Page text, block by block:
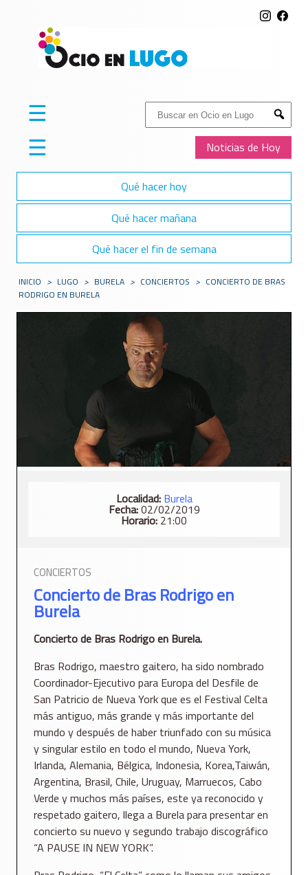
Buscar:
Submit
Noticias de Hoy
☰
☰
Qué hacer hoy
Qué hacer mañana
Qué hacer el fin de semana
INICIO > LUGO > BURELA > CONCIERTOS > CONCIERTO DE BRAS
RODRIGO EN BURELA
Localidad: Burela
Fecha:02/02/2019
Horario: 21:00
CONCIERTOS
Concierto de Bras Rodrigo en
Burela
Concierto de Bras Rodrigo en Burela.
Bras Rodrigo, maestro gaitero, ha sido nombrado
Coordinador-Ejecutivo para Europa del Desfile de
San Patricio de Nueva York que es el Festival Celta
más antiguo, más grande y más importante del
mundo y después de haber triunfado con su música
y singular estilo en todo el mundo, Nueva York,
Irlanda, Alemania, Bélgica, Indonesia, Korea,Taiwán,
Argentina, Brasil, Chile, Uruguay, Marruecos, Cabo
Verde y muchos más países, este ya reconocido y
respetado gaitero, llega a Burela para presentar en
concierto su nuevo y segundo trabajo discográfico
“A PAUSE IN NEW YORK”.